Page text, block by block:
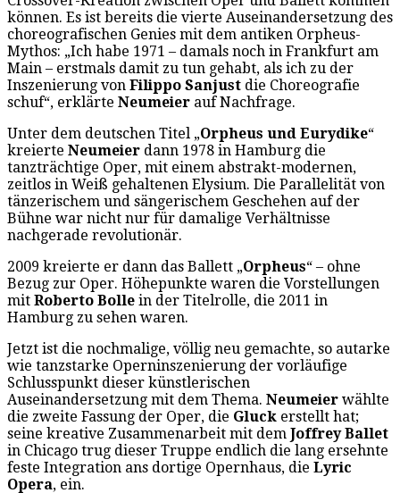
können. Es ist bereits die vierte Auseinandersetzung des
choreografischen Genies mit dem antiken Orpheus-
Mythos: „Ich habe 1971 – damals noch in Frankfurt am
Main – erstmals damit zu tun gehabt, als ich zu der
Inszenierung von Filippo Sanjust die Choreografie
schuf“, erklärte Neumeier auf Nachfrage.
Unter dem deutschen Titel „Orpheus und Eurydike“
kreierte Neumeier dann 1978 in Hamburg die
tanzträchtige Oper, mit einem abstrakt-modernen,
zeitlos in Weiß gehaltenen Elysium. Die Parallelität von
tänzerischem und sängerischem Geschehen auf der
Bühne war nicht nur für damalige Verhältnisse
nachgerade revolutionär.
2009 kreierte er dann das Ballett „Orpheus“ – ohne
Bezug zur Oper. Höhepunkte waren die Vorstellungen
mit Roberto Bolle in der Titelrolle, die 2011 in
Hamburg zu sehen waren.
Jetzt ist die nochmalige, völlig neu gemachte, so autarke
wie tanzstarke Operninszenierung der vorläufige
Schlusspunkt dieser künstlerischen
Auseinandersetzung mit dem Thema. Neumeier wählte
die zweite Fassung der Oper, die Gluck erstellt hat;
seine kreative Zusammenarbeit mit dem Joffrey Ballet
in Chicago trug dieser Truppe endlich die lang ersehnte
feste Integration ans dortige Opernhaus, die Lyric
Opera, ein.